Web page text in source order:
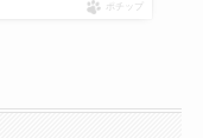
ポチップ